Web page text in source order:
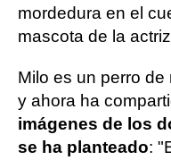
mordedura en el
mascota de la
Milo es un perro de
y ahora ha
imágenes de los
se ha planteado: